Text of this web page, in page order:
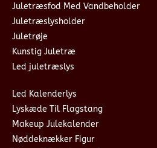
Juletræsfod Med Vandbeholder
Juletræslysholder
Juletrøje
Kunstig Juletræ
Led juletræslys
Led Kalenderlys
Lyskæde Til Flagstang
Makeup Julekalender
Nøddeknækker Figur